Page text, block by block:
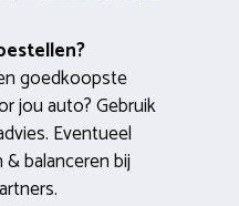
goedkoopste
jou auto? Gebruik
Eventueel
balanceren bij